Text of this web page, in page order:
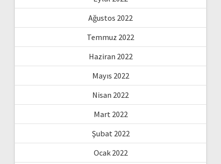
Ağustos 2022
Temmuz 2022
Haziran 2022
Mayıs 2022
Nisan 2022
Mart 2022
Şubat 2022
Ocak 2022